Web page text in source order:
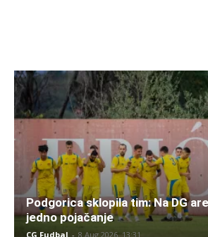
Podgorica sklopila tim: Na DG
jedno pojačanje
CG Fudbal - 8 Aug 2026. 13:31